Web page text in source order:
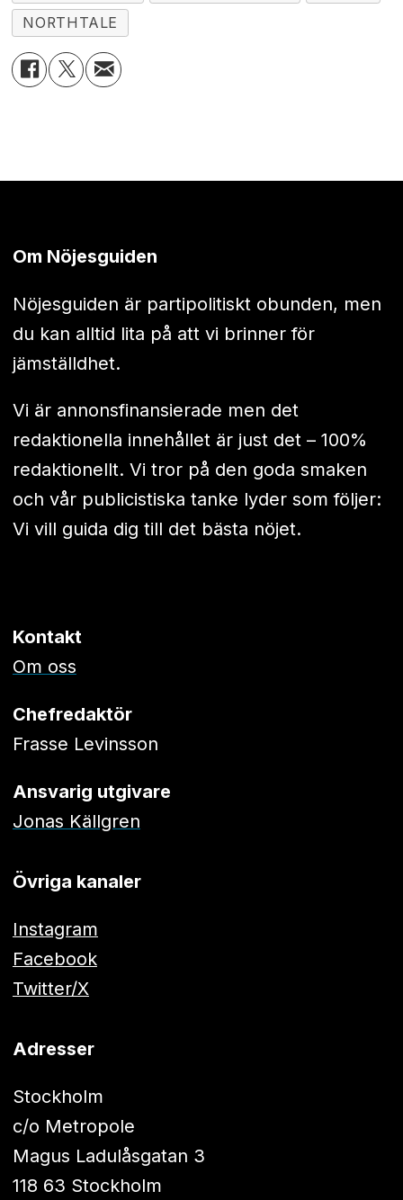
NORTHTALE
Om Nöjesguiden
Nöjesguiden är partipolitiskt obunden, men
du kan alltid lita på att vi brinner för
jämställdhet.
Vi är annonsfinansierade men det
redaktionella innehållet är just det – 100%
redaktionellt. Vi tror på den goda smaken
och vår publicistiska tanke lyder som följer:
Vi vill guida dig till det bästa nöjet.
Kontakt
Om oss
Chefredaktör
Frasse Levinsson
Ansvarig utgivare
Jonas Källgren
Övriga kanaler
Instagram
Facebook
Twitter/X
Adresser
Stockholm
c/o Metropole
Magus Ladulåsgatan 3
118 63 Stockholm